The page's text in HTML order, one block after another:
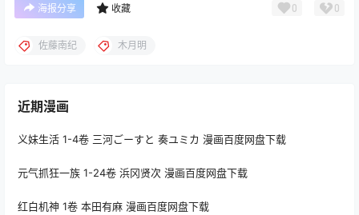
海报分享 收藏 0 0
佐藤南纪 木月明
近期漫画
义妹生活 1-4卷 三河ごーすと 奏ユミカ 漫画百度网盘下载
元气抓狂一族 1-24卷 浜冈贤次 漫画百度网盘下载
红白机神 1卷 本田有麻 漫画百度网盘下载